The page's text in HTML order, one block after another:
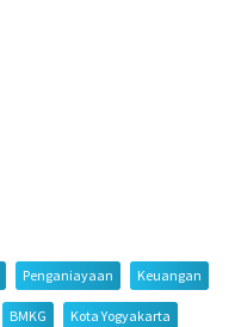
Penganiayaan Keuangan
BMKG Kota Yogyakarta